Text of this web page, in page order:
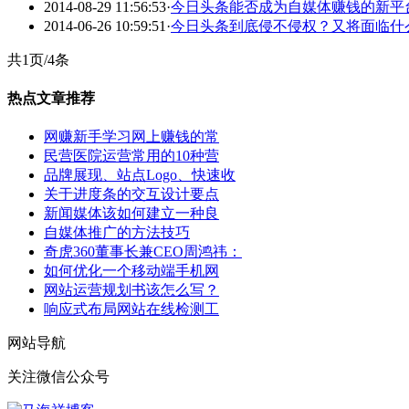
2014-08-29 11:56:53·今日头条能否成为自媒体赚钱的新平
2014-06-26 10:59:51 ·今日头条到底侵不侵权？又将面临什
共1页/4条
热点文章推荐
网赚新手学习网上赚钱的常
民营医院运营常用的10种营
品牌展现、站点Logo、快速收
关于进度条的交互设计要点
新闻媒体该如何建立一种良
自媒体推广的方法技巧
奇虎360董事长兼CEO周鸿祎：
如何优化一个移动端手机网
网站运营规划书该怎么写？
响应式布局网站在线检测工
网站导航
关注微信公众号